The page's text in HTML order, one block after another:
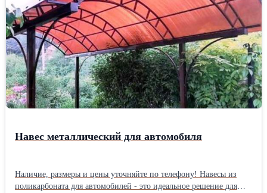
цветной поликарбонат Доставка бесплатная по городу и
области.Производитель: Собственное производство
Навес металлический для автомобиля
Наличие, размеры и цены уточняйте по телефону! Навесы из
поликарбоната для автомобилей - это идеальное решение для